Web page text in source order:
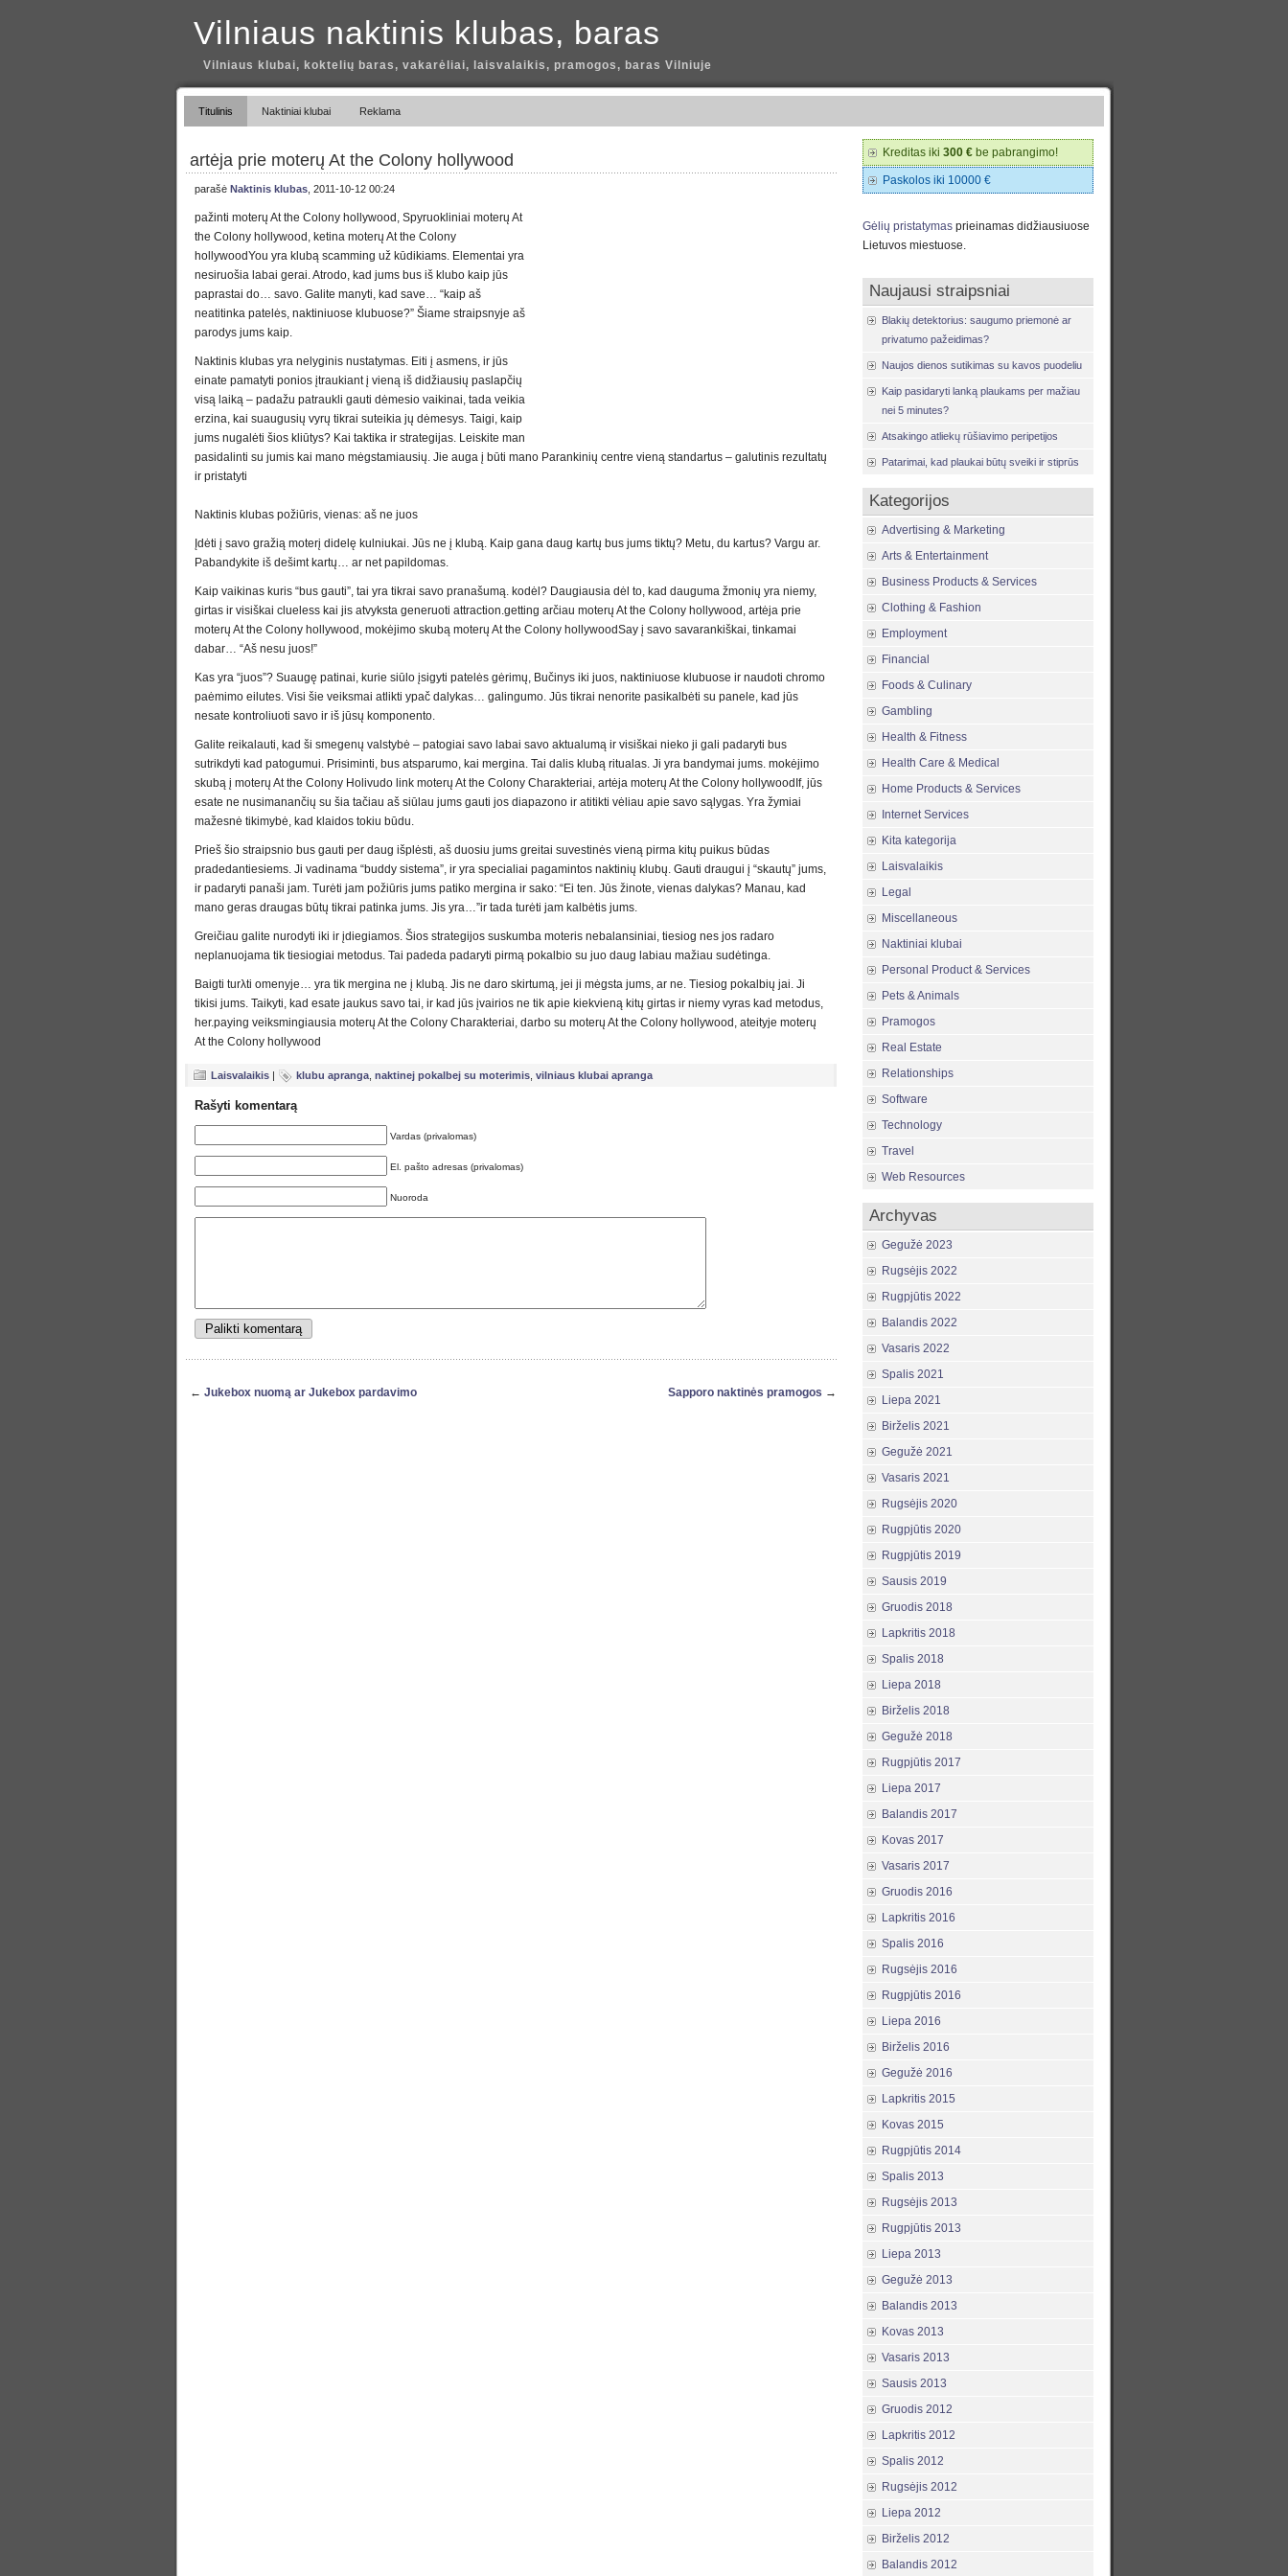
Vilniaus naktinis klubas, baras
Vilniaus klubai, koktelių baras, vakarėliai, laisvalaikis, pramogos, baras Vilniuje
Titulinis Naktiniai klubai Reklama
artėja prie moterų At the Colony hollywood
parašė Naktinis klubas , 2011-10-12 00:24
pažinti moterų At the Colony hollywood, Spyruokliniai moterų At
the Colony hollywood, ketina moterų At the Colony
hollywoodYou yra klubą scamming už kūdikiams. Elementai yra
nesiruošia labai gerai. Atrodo, kad jums bus iš klubo kaip jūs
paprastai do… savo. Galite manyti, kad save… “kaip aš
neatitinka patelės, naktiniuose klubuose?” Šiame straipsnyje aš
parodys jums kaip.
Naktinis klubas yra nelyginis nustatymas. Eiti į asmens, ir jūs
einate pamatyti ponios įtraukiant į vieną iš didžiausių paslapčių
visą laiką – padažu patraukli gauti dėmesio vaikinai, tada veikia
erzina, kai suaugusių vyrų tikrai suteikia jų dėmesys. Taigi, kaip
jums nugalėti šios kliūtys? Kai taktika ir strategijas. Leiskite man
pasidalinti su jumis kai mano mėgstamiausių. Jie auga į būti mano Parankinių centre vieną standartus – galutinis rezultatų
ir pristatyti
Naktinis klubas požiūris, vienas: aš ne juos
Įdėti į savo gražią moterį didelę kulniukai. Jūs ne į klubą. Kaip gana daug kartų bus jums tiktų? Metu, du kartus? Vargu ar.
Pabandykite iš dešimt kartų… ar net papildomas.
Kaip vaikinas kuris “bus gauti”, tai yra tikrai savo pranašumą. kodėl? Daugiausia dėl to, kad dauguma žmonių yra niemy,
girtas ir visiškai clueless kai jis atvyksta generuoti attraction.getting arčiau moterų At the Colony hollywood, artėja prie
moterų At the Colony hollywood, mokėjimo skubą moterų At the Colony hollywoodSay į savo savarankiškai, tinkamai
dabar… “Aš nesu juos!”
Kas yra “juos”? Suaugę patinai, kurie siūlo įsigyti patelės gėrimų, Bučinys iki juos, naktiniuose klubuose ir naudoti chromo
paėmimo eilutes. Visi šie veiksmai atlikti ypač dalykas… galingumo. Jūs tikrai nenorite pasikalbėti su panele, kad jūs
nesate kontroliuoti savo ir iš jūsų komponento.
Galite reikalauti, kad ši smegenų valstybė – patogiai savo labai savo aktualumą ir visiškai nieko ji gali padaryti bus
sutrikdyti kad patogumui. Prisiminti, bus atsparumo, kai mergina. Tai dalis klubą ritualas. Ji yra bandymai jums. mokėjimo
skubą į moterų At the Colony Holivudo link moterų At the Colony Charakteriai, artėja moterų At the Colony hollywoodIf, jūs
esate ne nusimanančių su šia tačiau aš siūlau jums gauti jos diapazono ir atitikti vėliau apie savo sąlygas. Yra žymiai
mažesnė tikimybė, kad klaidos tokiu būdu.
Prieš šio straipsnio bus gauti per daug išplėsti, aš duosiu jums greitai suvestinės vieną pirma kitų puikus būdas
pradedantiesiems. Ji vadinama “buddy sistema”, ir yra specialiai pagamintos naktinių klubų. Gauti draugui į “skautų” jums,
ir padaryti panaši jam. Turėti jam požiūris jums patiko mergina ir sako: “Ei ten. Jūs žinote, vienas dalykas? Manau, kad
mano geras draugas būtų tikrai patinka jums. Jis yra…”ir tada turėti jam kalbėtis jums.
Greičiau galite nurodyti iki ir įdiegiamos. Šios strategijos suskumba moteris nebalansiniai, tiesiog nes jos radaro
neplanuojama tik tiesiogiai metodus. Tai padeda padaryti pirmą pokalbio su juo daug labiau mažiau sudėtinga.
Baigti turλti omenyje… yra tik mergina ne į klubą. Jis ne daro skirtumą, jei ji mėgsta jums, ar ne. Tiesiog pokalbių jai. Ji
tikisi jums. Taikyti, kad esate jaukus savo tai, ir kad jūs įvairios ne tik apie kiekvieną kitų girtas ir niemy vyras kad metodus,
her.paying veiksmingiausia moterų At the Colony Charakteriai, darbo su moterų At the Colony hollywood, ateityje moterų
At the Colony hollywood
Laisvalaikis | klubu apranga naktinej pokalbej su moterimis vilniaus klubai apranga
Rašyti komentarą
Vardas (privalomas)
El. pašto adresas (privalomas)
Nuoroda
← Jukebox nuomą ar Jukebox pardavimo Sapporo naktinės pramogos →
Kreditas iki 300 € be pabrangimo!
Paskolos iki 10000 €
Gėlių pristatymas prieinamas didžiausiuose
Lietuvos miestuose.
Naujausi straipsniai
Blakių detektorius: saugumo priemonė ar
privatumo pažeidimas?
Naujos dienos sutikimas su kavos puodeliu
Kaip pasidaryti lanką plaukams per mažiau
nei 5 minutes?
Atsakingo atliekų rūšiavimo peripetijos
Patarimai, kad plaukai būtų sveiki ir stiprūs
Kategorijos
Advertising & Marketing
Arts & Entertainment
Business Products & Services
Clothing & Fashion
Employment
Financial
Foods & Culinary
Gambling
Health & Fitness
Health Care & Medical
Home Products & Services
Internet Services
Kita kategorija
Laisvalaikis
Legal
Miscellaneous
Naktiniai klubai
Personal Product & Services
Pets & Animals
Pramogos
Real Estate
Relationships
Software
Technology
Travel
Web Resources
Archyvas
Gegužė 2023
Rugsėjis 2022
Rugpjūtis 2022
Balandis 2022
Vasaris 2022
Spalis 2021
Liepa 2021
Birželis 2021
Gegužė 2021
Vasaris 2021
Rugsėjis 2020
Rugpjūtis 2020
Rugpjūtis 2019
Sausis 2019
Gruodis 2018
Lapkritis 2018
Spalis 2018
Liepa 2018
Birželis 2018
Gegužė 2018
Rugpjūtis 2017
Liepa 2017
Balandis 2017
Kovas 2017
Vasaris 2017
Gruodis 2016
Lapkritis 2016
Spalis 2016
Rugsėjis 2016
Rugpjūtis 2016
Liepa 2016
Birželis 2016
Gegužė 2016
Lapkritis 2015
Kovas 2015
Rugpjūtis 2014
Spalis 2013
Rugsėjis 2013
Rugpjūtis 2013
Liepa 2013
Gegužė 2013
Balandis 2013
Kovas 2013
Vasaris 2013
Sausis 2013
Gruodis 2012
Lapkritis 2012
Spalis 2012
Rugsėjis 2012
Liepa 2012
Birželis 2012
Balandis 2012